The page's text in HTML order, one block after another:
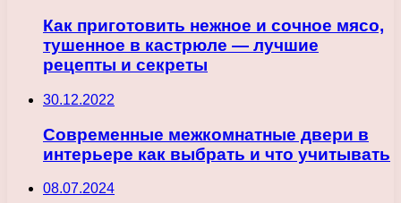
Как приготовить нежное и сочное мясо,
тушенное в кастрюле — лучшие
рецепты и секреты
30.12.2022
Современные межкомнатные двери в
интерьере как выбрать и что учитывать
08.07.2024